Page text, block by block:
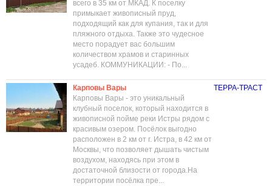
всего в 35 км от МКАД. К поселку
примыкает живописный пруд,
подходящий как для купания, так и для
пляжного отдыха. Также это чудесное
место порадует вас большим
количеством храмов и старинных
усадеб. КОММУНИКАЦИИ: - По...
Карповы Вары
Карповы Вары - это уникальный
клубный поселок, который находится в
живописной пойме реки Истры рядом с
красивым озером. Посёлок выгодно
расположен в 2 км от г. Истра, в 42 км от
Москвы, что позволяет дышать чистым
воздухом, находясь при этом в
достаточной близости от города.На
территории посёлка пре...
ТЕРРА-ТРАСТ